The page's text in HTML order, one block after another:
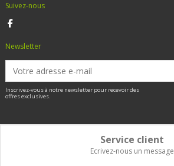
Suivez-nous
Newsletter
Inscrivez-vous à notre newsletter pour recevoir des
offres exclusives.
Service client
Ecrivez-nous un message